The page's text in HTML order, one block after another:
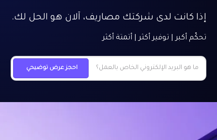
إذا كانت لدى شركتك مصاريف، آلان هو الحل لك.
تحكّم أكبر | توفير أكثر | أتمتة أكثر